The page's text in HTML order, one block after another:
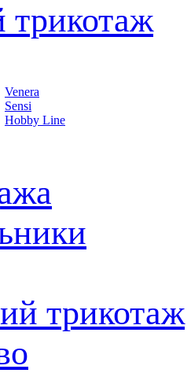
трикотаж
Venera
Sensi
Hobby Line
трикотаж